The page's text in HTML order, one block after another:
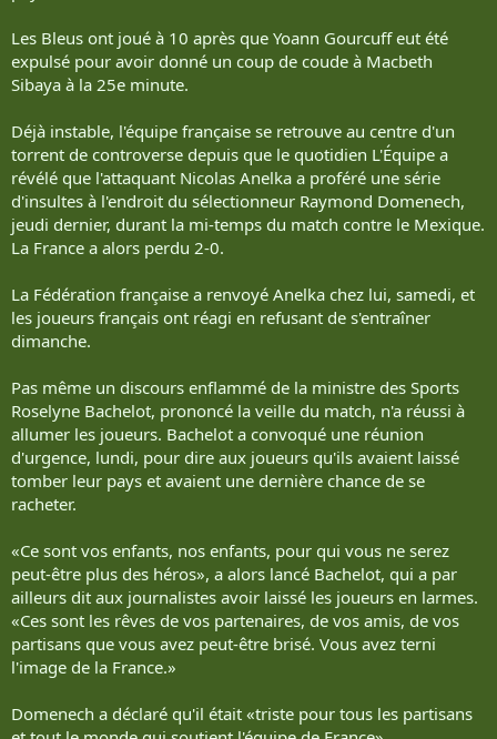
Les Bleus ont joué à 10 après que Yoann Gourcuff eut été
expulsé pour avoir donné un coup de coude à Macbeth
Sibaya à la 25e minute.
Déjà instable, l'équipe française se retrouve au centre d'un
torrent de controverse depuis que le quotidien L'Équipe a
révélé que l'attaquant Nicolas Anelka a proféré une série
d'insultes à l'endroit du sélectionneur Raymond Domenech,
jeudi dernier, durant la mi-temps du match contre le Mexique.
La France a alors perdu 2-0.
La Fédération française a renvoyé Anelka chez lui, samedi, et
les joueurs français ont réagi en refusant de s'entraîner
dimanche.
Pas même un discours enflammé de la ministre des Sports
Roselyne Bachelot, prononcé la veille du match, n'a réussi à
allumer les joueurs. Bachelot a convoqué une réunion
d'urgence, lundi, pour dire aux joueurs qu'ils avaient laissé
tomber leur pays et avaient une dernière chance de se
racheter.
«Ce sont vos enfants, nos enfants, pour qui vous ne serez
peut-être plus des héros», a alors lancé Bachelot, qui a par
ailleurs dit aux journalistes avoir laissé les joueurs en larmes.
«Ces sont les rêves de vos partenaires, de vos amis, de vos
partisans que vous avez peut-être brisé. Vous avez terni
l'image de la France.»
Domenech a déclaré qu'il était «triste pour tous les partisans